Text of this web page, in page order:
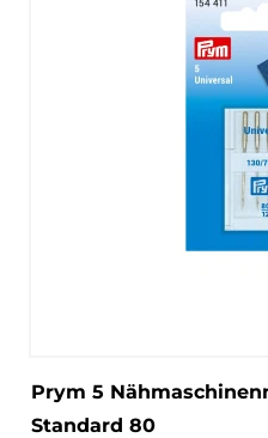
Prym 5
Standard 80